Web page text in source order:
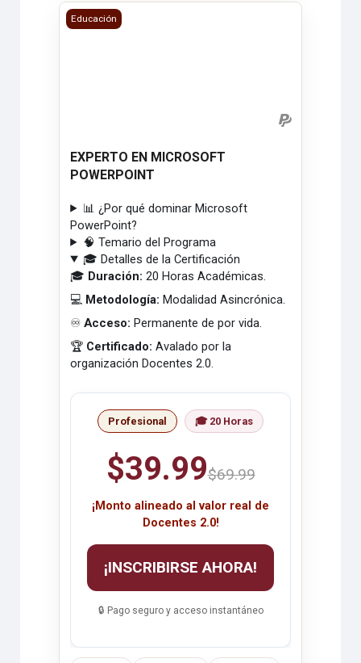
EXPERTO EN MICROSOFT POWERPOINT
Educación
EXPERTO EN MICROSOFT
POWERPOINT
📊 ¿Por qué dominar Microsoft
PowerPoint?
🧠 Temario del Programa
🎓 Detalles de la Certificación
🎓 Duración: 20 Horas Académicas.
💻 Metodología: Modalidad Asincrónica.
♾️Acceso: Permanente de por vida.
🏆 Certificado: Avalado por la
organización Docentes 2.0.
Profesional 🎓 20 Horas
$39.99$69.99
¡Monto alineado al valor real de
Docentes 2.0!
¡INSCRIBIRSE AHORA!
🔒 Pago seguro y acceso instantáneo